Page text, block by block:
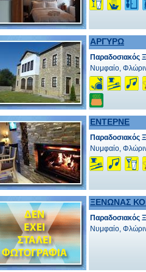
ΑΡΓΥΡΩ
Παραδοσιακός
Νυμφαίο,
ΕΝΤΕΡΝΕ
Παραδοσιακός
Νυμφαίο,
ΞΕΝΩΝΑΣ
Παραδοσιακός
Νυμφαίο,